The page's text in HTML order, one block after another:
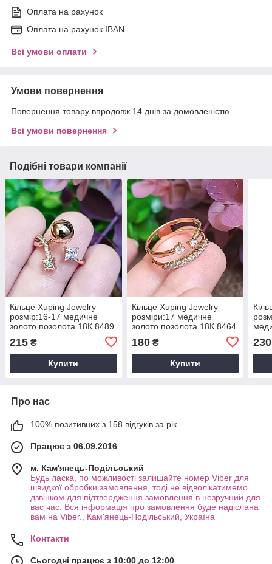
Оплата на рахунок
Оплата на рахунок IBAN
Всі умови оплати
Умови повернення
Повернення товару впродовж 14 днів за домовленістю
Всі умови повернення
Подібні товари компанії
Кільце Xuping Jewelry
розмір:16-17 медичне
золото позолота 18К 8489
215 ₴
Купити
Кільце Xuping Jewelry
розміри:17 медичне
золото позолота 18К 8464
180₴
Купити
230
Про нас
100% позитивних з 158 відгуків за рік
Працює з 06.09.2016
м. Кам'янець-Подільський
Будь ласка, по можливості залишайте номер Viber для
швидкої обробки замовлення, тоді не відволікатимемо
дзвінком для підтвердження замовлення в незручний для
вас час. Вся інформація про замовлення буде надіслана
вам на Viber., Кам'янець-Подільський, Україна
Контакти
Сьогодні працює з 10:00 до 12:00